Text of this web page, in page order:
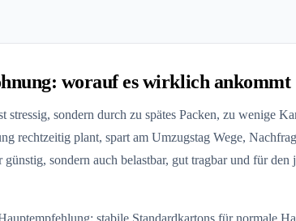
worauf es wirklich ankommt
sondern durch zu spätes Packen, zu wenige
rechtzeitig plant, spart am Umzugstag Wege,
sondern auch belastbar, gut tragbar und für